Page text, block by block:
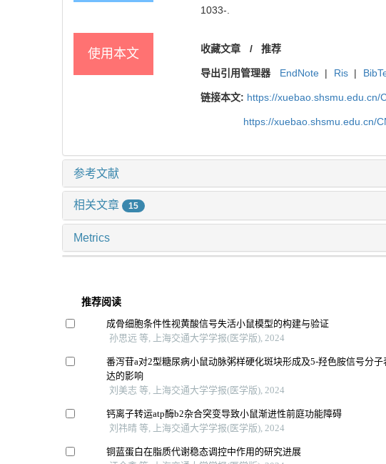
1033-.
使用本文 收藏文章 / 推荐
导出引用管理器 EndNote | Ris |
链接本文: https://xuebao.shsmu.edu.cn/
https://xuebao.shsmu.edu.cn/
参考文献
相关文章 15
Metrics
推荐阅读
成骨细胞条件性视黄酸信号失活小鼠模型的构建与验证
孙思远 等, 上海交通大学学报(医学版), 2024
番泻苷a对2型糖尿病小鼠动脉粥样硬化斑块形成及5-羟色胺信号分子
达的影响
刘美志 等, 上海交通大学学报(医学版), 2024
钙离子转运atp酶b2杂合突变导致小鼠渐进性前庭功能障碍
刘祎晴 等, 上海交通大学学报(医学版), 2024
铜蓝蛋白在脂质代谢稳态调控中作用的研究进展